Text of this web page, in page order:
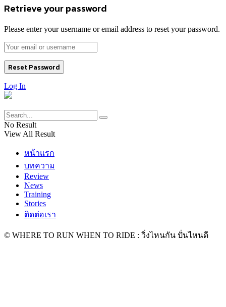
Retrieve your password
Please enter your username or email address to reset your password.
Log In
No Result
View All Result
หน้าแรก
บทความ
Review
News
Training
Stories
ติดต่อเรา
© WHERE TO RUN WHEN TO RIDE : วิ่งไหนกัน ปั่นไหนดี